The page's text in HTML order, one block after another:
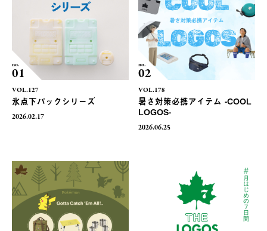
no.
01
VOL.127
氷点下パックシリーズ
2026.02.17
no.
02
VOL.178
暑さ対策必携アイテム -COOL
LOGOS-
2026.06.25